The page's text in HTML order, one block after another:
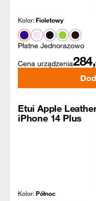
Kolor:Fioletowy
Płatne Jednorazowo
Cena urządzenia
Etui Apple
iPhone 14 Plus
Kolor:Północ